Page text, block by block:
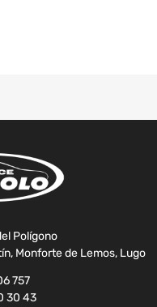
Polígono
Monforte de Lemos, Lugo
757
30 43